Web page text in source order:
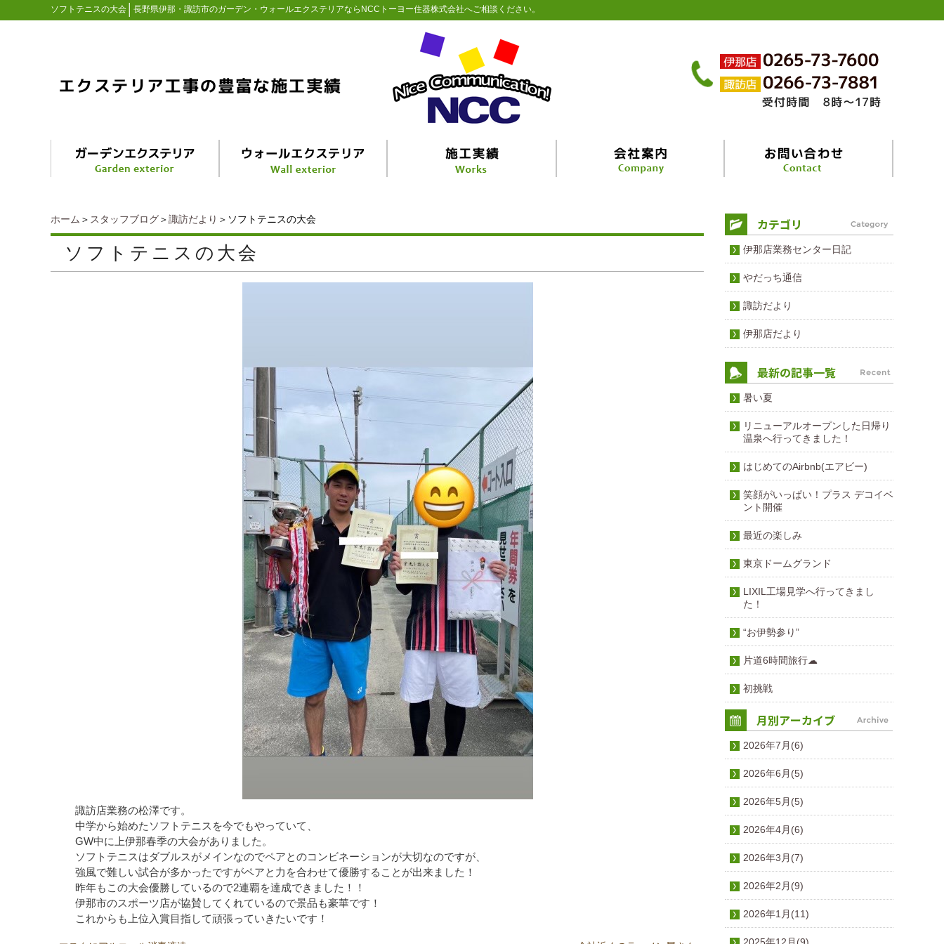
ソフトテニスの大会 長野県伊那・諏訪市のガーデン・ウォールエクステリアならNCCトーヨー住器株式会社へご相談ください。
ホーム ＞ スタッフブログ＞諏訪だより ＞ソフトテニスの大会
ソフトテニスの大会
諏訪店業務の松澤です。
中学から始めたソフトテニスを今でもやっていて、
GW中に上伊那春季の大会がありました。
ソフトテニスはダブルスがメインなのでペアとのコンビネーションが大切なのですが、
強風で難しい試合が多かったですがペアと力を合わせて優勝することが出来ました！
昨年もこの大会優勝しているので2連覇を達成できました！！
伊那市のスポーツ店が協賛してくれているので景品も豪華です！
これからも上位入賞目指して頑張っていきたいです！
伊那店業務センター日記
やだっち通信
諏訪だより
伊那店だより
暑い夏
リニューアルオープンした日帰り
温泉へ行ってきました！
はじめてのAirbnb(エアビー)
笑顔がいっぱい！プラス デコイベ
ント開催
最近の楽しみ
東京ドームグランド
LIXIL工場見学へ行ってきまし
た！
“お伊勢参り”
片道6時間旅行☁
初挑戦
2026年7月(6)
2026年6月(5)
2026年5月(5)
2026年4月(6)
2026年3月(7)
2026年2月(9)
2026年1月(11)